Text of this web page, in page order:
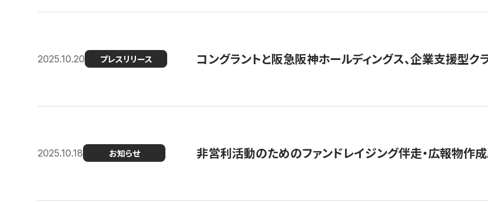
2025.10.20 プレスリリース コングラントと阪急阪神ホールディングス、企業支援型ク
2025.10.18 お知らせ 非営利活動のためのファンドレイジング伴走・広報物作